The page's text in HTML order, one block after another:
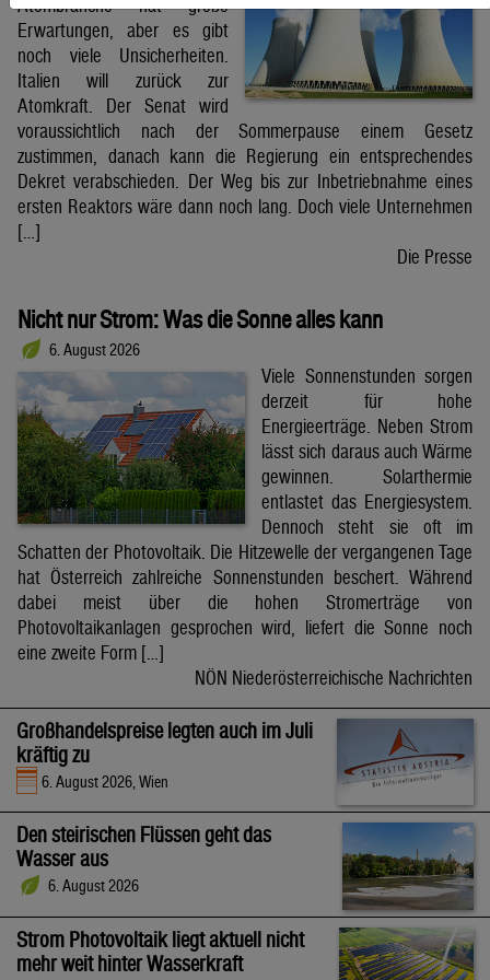
Atombranche hat große
Erwartungen, aber es gibt
noch viele Unsicherheiten.
Italien will zurück zur
Atomkraft. Der Senat wird
voraussichtlich nach der Sommerpause einem Gesetz
zustimmen, danach kann die Regierung ein entsprechendes
Dekret verabschieden. Der Weg bis zur Inbetriebnahme eines
ersten Reaktors wäre dann noch lang. Doch viele Unternehmen
[…]
Die Presse
Nicht nur Strom: Was die Sonne alles kann
6. August 2026
Viele Sonnenstunden sorgen
derzeit für hohe
Energieerträge. Neben Strom
lässt sich daraus auch Wärme
gewinnen. Solarthermie
entlastet das Energiesystem.
Dennoch steht sie oft im
Schatten der Photovoltaik. Die Hitzewelle der vergangenen Tage
hat Österreich zahlreiche Sonnenstunden beschert. Während
dabei meist über die hohen Stromerträge von
Photovoltaikanlagen gesprochen wird, liefert die Sonne noch
eine zweite Form […]
NÖN Niederösterreichische Nachrichten
Großhandelspreise legten auch im Juli
kräftig zu
6. August 2026, Wien
Den steirischen Flüssen geht das
Wasser aus
6. August 2026
Strom Photovoltaik liegt aktuell nicht
mehr weit hinter Wasserkraft